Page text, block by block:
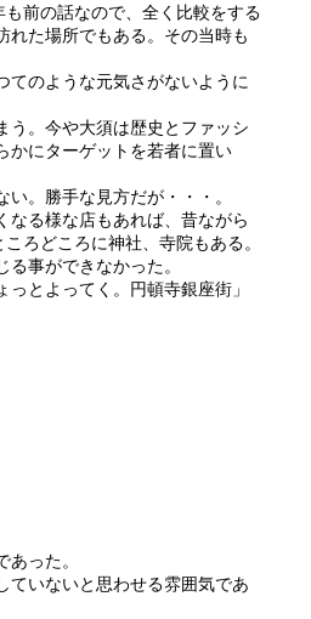
前の話なので、全く比較をする
れた場所でもある。その当時も
てのような元気さがないように
う。今や大須は歴史とファッシ
かにターゲットを若者に置い
。勝手な見方だが・・・。
なる様な店もあれば、昔ながら
ろどころに神社、寺院もある。
事ができなかった。
とよってく。円頓寺銀座街」
った。
ていないと思わせる雰囲気であ